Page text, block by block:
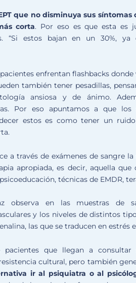
que no disminuya sus
corta. Por eso es que esta es
“Si estos bajan en un 30%, ya
enfrentan flashbacks
también tener pesadillas,
ansiosa y de ánimo.
Por eso apuntamos a que
estos es como tener un
a través de exámenes de sangre
apropiada, es decir, aquella
técnicas de EMDR,
observa en las muestras de
y los niveles de distintos
las que se traducen en estrés
que llegan a
cultural, pero también
ir al psiquiatra o al